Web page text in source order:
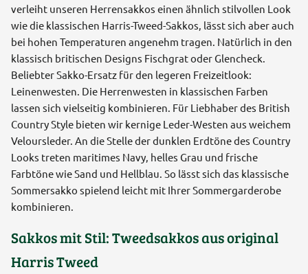
verleiht unseren Herrensakkos einen ähnlich stilvollen Look
wie die klassischen Harris-Tweed-Sakkos, lässt sich aber auch
bei hohen Temperaturen angenehm tragen. Natürlich in den
klassisch britischen Designs Fischgrat oder Glencheck.
Beliebter Sakko-Ersatz für den legeren Freizeitlook:
Leinenwesten. Die Herrenwesten in klassischen Farben
lassen sich vielseitig kombinieren. Für Liebhaber des British
Country Style bieten wir kernige Leder-Westen aus weichem
Veloursleder. An die Stelle der dunklen Erdtöne des Country
Looks treten maritimes Navy, helles Grau und frische
Farbtöne wie Sand und Hellblau. So lässt sich das klassische
Sommersakko spielend leicht mit Ihrer Sommergarderobe
kombinieren.
Sakkos mit Stil: Tweedsakkos aus original
Harris Tweed